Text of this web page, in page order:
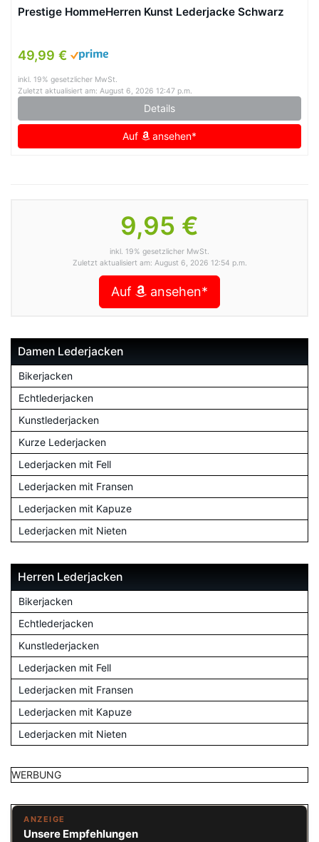
Prestige HommeHerren Kunst Lederjacke Schwarz
49,99 €
inkl. 19% gesetzlicher MwSt.
Zuletzt aktualisiert am: August 6, 2026 12:47 p.m.
Details
Auf ansehen*
9,95 €
inkl. 19% gesetzlicher MwSt.
Zuletzt aktualisiert am: August 6, 2026 12:54 p.m.
Auf ansehen*
Damen Lederjacken
Bikerjacken
Echtlederjacken
Kunstlederjacken
Kurze Lederjacken
Lederjacken mit Fell
Lederjacken mit Fransen
Lederjacken mit Kapuze
Lederjacken mit Nieten
Herren Lederjacken
Bikerjacken
Echtlederjacken
Kunstlederjacken
Lederjacken mit Fell
Lederjacken mit Fransen
Lederjacken mit Kapuze
Lederjacken mit Nieten
WERBUNG
ANZEIGE
Unsere Empfehlungen